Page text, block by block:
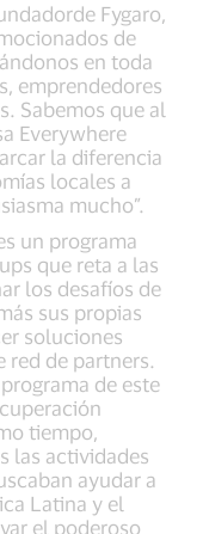
Fygaro,
de
en toda
emprendedores
Sabemos que al
Everywhere
la diferencia
locales a
mucho”.
un programa
que reta a las
los desafíos de
sus propias
soluciones
red de partners.
de este
tiempo,
las actividades
ayudar a
Latina y el
el poderoso